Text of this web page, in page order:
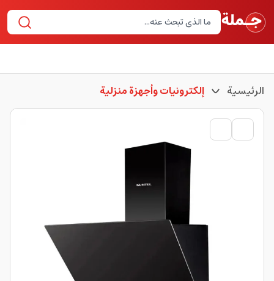
الرئيسية إلكترونيات وأجهزة منزلية